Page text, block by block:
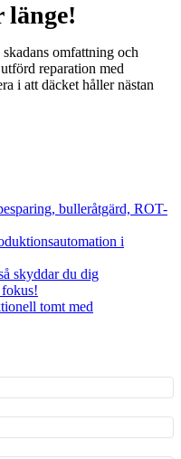
länge!
omfattning och
reparation med
i att däcket håller nästan
bulleråtgärd, ROT-
i
skyddar du dig
fokus!
tomt med